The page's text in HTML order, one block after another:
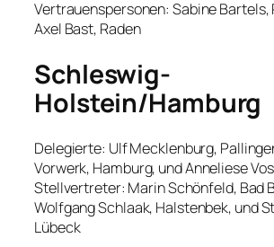
Vertrauenspersonen: Sabine Bartels,
Axel Bast, Raden
Schleswig-
Holstein/Hamburg
Delegierte: Ulf Mecklenburg,
Vorwerk, Hamburg, und Anneliese
Stellvertreter: Marin Schönfeld, Bad
Wolfgang Schlaak, Halstenbek, und
Lübeck